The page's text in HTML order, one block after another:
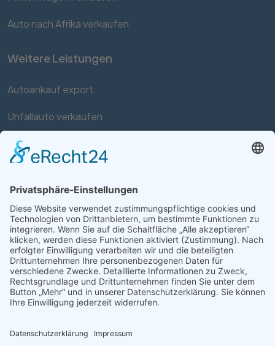
Auto nach Afrika verkaufen
Weitere Leistungen
Autoankauf export
Unfallauto verkaufen
Auto mit Motorschaden verkaufen
Support
Kontakt FAQ
Connect social